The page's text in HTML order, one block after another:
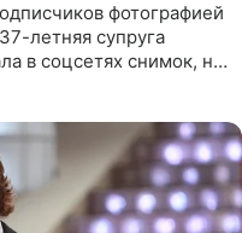
фотографией
летняя супруга
в соцсетях снимок, на